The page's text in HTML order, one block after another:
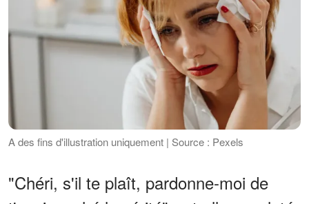
A des fins d'illustration uniquement | Source : Pexels
"Chéri, s'il te plaît, pardonne-moi de